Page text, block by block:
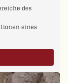
des
eines